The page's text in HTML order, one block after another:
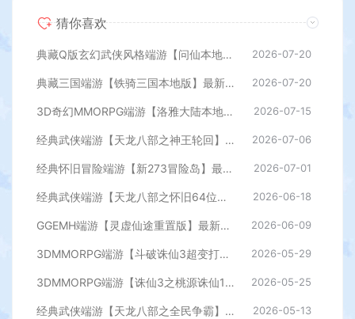
猜你喜欢
典藏Q版玄幻武侠风格端游【问仙本地版】最新整理Win系服务端+PC客户端+GM指令+详细搭建教程 2026-07-20
典藏三国端游【铁骑三国本地版】最新整理Win系服务端+PC客户端+详细搭建教程+GM命令教程 2026-07-20
3D奇幻MMORPG端游【洛雅大陆本地端】最新整理Win一键服务端+PC客户端+GM工具+详细搭建教程 2026-07-15
经典武侠端游【天龙八部之神王轮回】最新整理单机一键即玩镜像端+Linux手工服务端+PC客户端+GM工具+详细搭建教程 2026-07-06
经典怀旧冒险端游【新273冒险岛】最新整理Linux手工端+PC客户端+登录器+管理后台+网页注册+详细搭建教程 2026-07-01
经典武侠端游【天龙八部之怀旧64位源端洛洛1.9】最新整理单机一键即玩镜像端+Linux手工服务端+PC客户端+GM工具+网页注册+详细搭建教程 2026-06-18
GGEMH端游【灵虚仙途重置版】最新整理WIN系服务端+PC客户端+网关+内置GM+详细搭建教程+全套源码 2026-06-09
3DMMORPG端游【斗破诛仙3超变打金18职业精修版】最新整理单机一键即玩镜像端+Linux手工服务端+GM工具+网页注册+PC客户端+详细搭建教程 2026-05-29
3DMMORPG端游【诛仙3之桃源诛仙18职业精修版】最新整理单机一键即玩镜像端+Linux手工服务端+GM工具+网页注册+PC客户端+详细搭建教程 2026-05-25
经典武侠端游【天龙八部之全民争霸】最新整理单机一键即玩镜像端+Linux手工服务端+PC客户端+GM工具+详细搭建教程 2026-05-13